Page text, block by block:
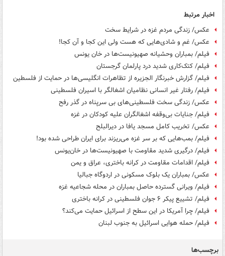
اخبار مرتبط
عکس/ زندگی مردم غزه در شرایط سخت
عکس/ غم و شادی‌هایی که هست ولی این کجا و آن کجا!
فیلم/ بمباران وحشیانه صهیونیست‌ها در خان یونس
فیلم/ کتک‌کاری شدید درد پارلمان گرجستان
فیلم/ گزارش خبرنگار الجزیره از تظاهرات انگلیسی‌ها در حمایت از فلسطین
فیلم/ رفتار غیر انسانی نظامیان اشغالگر با اسیران فلسطینی
عکس/ زندگی سخت فلسطینی‌های بی سرپناه در گذر رفح
فیلم/ جنایات بی‌وقفه اشغالگران علیه کودکان در غزه
عکس/ تخریب کامل مسجد یافا در دیرالبلح
فیلم/ بمب‌هایی که بر سر غزه می‌ریزند برای ایران طراحی شده بود!
فیلم/ درگیری شدید مقاومت با صهیونیست‌ها در خان‌یونس
فیلم/ اقدامات مقاومت در کرانه باختری، عراق و یمن
عکس/ بمباران یک بلوک مسکونی در اردوگاه جبالیا
فیلم/ ویرانی گسترده حاصل بمباران در محله شجاعیه غزه
فیلم/ تشییع پیکر ۶ جوان فلسطینی در کرانه باختری
فیلم/ چرا آمریکا در این سطح از اسرائیل حمایت می‌کند؟
فیلم/ حمله هوایی اسرائیل به جنوب لبنان
برچسب‌ها